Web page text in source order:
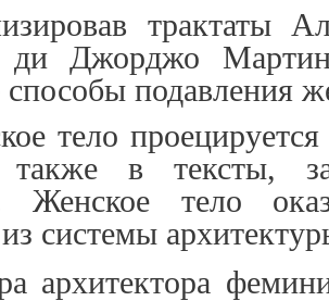
трактаты
ди Джорджо
подавления
тело
в тексты,
Женское тело
системы
архитектора